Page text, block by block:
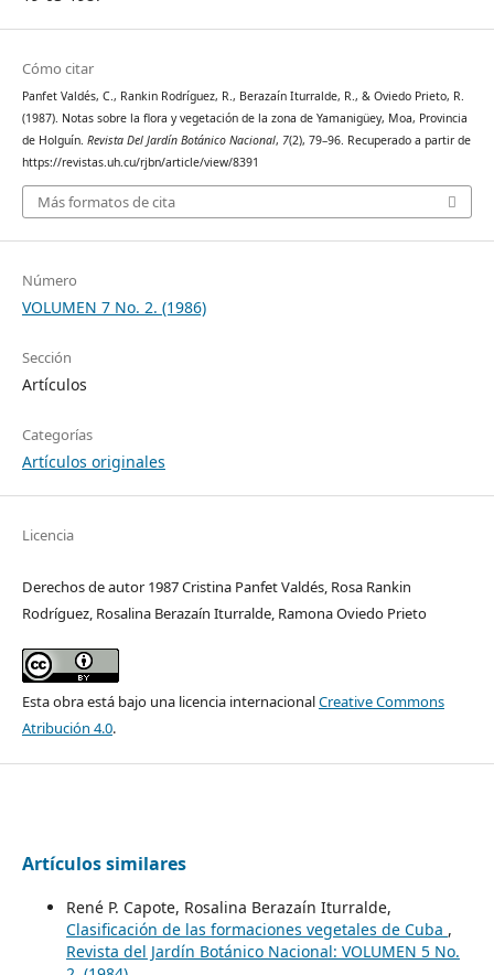
Cómo citar
Panfet Valdés, C., Rankin Rodríguez, R., Berazaín Iturralde, R., & Oviedo Prieto, R.
(1987). Notas sobre la flora y vegetación de la zona de Yamanigüey, Moa, Provincia
de Holguín. Revista Del Jardín Botánico Nacional, 7(2), 79–96. Recuperado a partir de
https://revistas.uh.cu/rjbn/article/view/8391
Más formatos de cita
Número
VOLUMEN 7 No. 2. (1986)
Sección
Artículos
Categorías
Artículos originales
Licencia
Derechos de autor 1987 Cristina Panfet Valdés, Rosa Rankin
Rodríguez, Rosalina Berazaín Iturralde, Ramona Oviedo Prieto
Esta obra está bajo una licencia internacionalCreative Commons
Atribución 4.0.
Artículos similares
René P. Capote, Rosalina Berazaín Iturralde,
Clasificación de las formaciones vegetales de Cuba ,
Revista del Jardín Botánico Nacional: VOLUMEN 5 No.